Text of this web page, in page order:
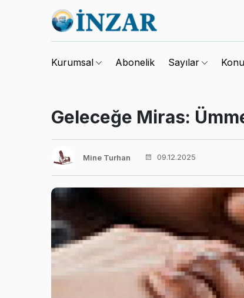
Kurumsal Abonelik Sayılar
Geleceğe Miras:
Mine Turhan 09.12.2025